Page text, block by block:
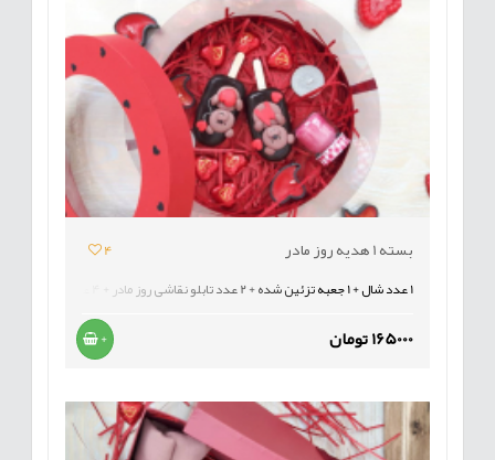
بسته 1 هدیه روز مادر
4
1 عدد شال + 1 جعبه تزئین شده + 2 عدد تابلو نقاشی روز مادر + 4 عدد شمع
165000 تومان +